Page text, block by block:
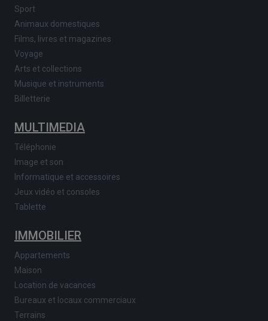
Sport
Animaux domestiques
Films, livres et magazines
Voyage
Arts et collections
Musique et instruments
Billetterie
MULTIMEDIA
Téléphonie
Image et son
Informatique et accessoires
Jeux vidéo et consoles
Tablette
IMMOBILIER
Appartements
Maison
Location de vacances
Bureaux et locaux commerciaux
Terrains